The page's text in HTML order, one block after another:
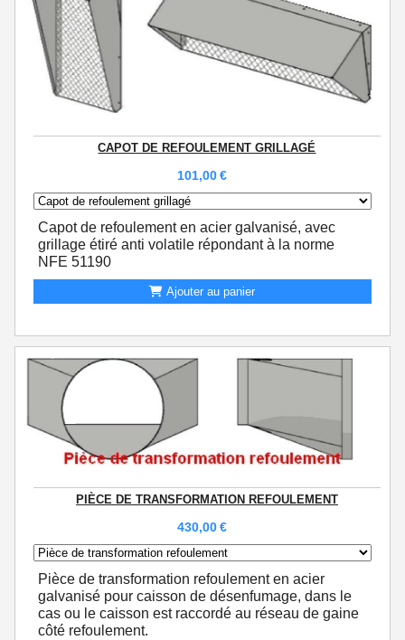
CAPOT DE REFOULEMENT GRILLAGÉ
101,00€
Capot de refoulement en acier galvanisé, avec
grillage étiré anti volatile répondant à la norme
NFE 51190
Ajouter au panier
PIÈCE DE TRANSFORMATION REFOULEMENT
430,00€
Pièce de transformation refoulement en acier
galvanisé pour caisson de désenfumage, dans le
cas ou le caisson est raccordé au réseau de gaine
côté refoulement.